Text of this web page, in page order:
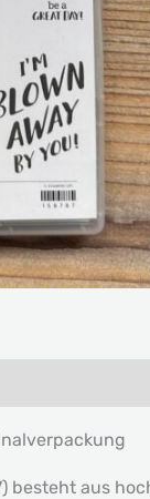
besteht aus